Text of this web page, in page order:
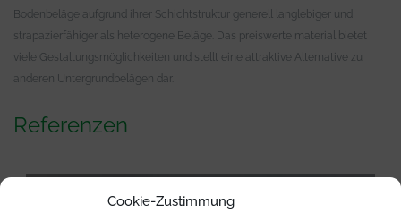
Cookie-Zustimmung
Bodenbeläge aufgrund ihrer Schichtstruktur generell langlebiger und
strapazierfähiger als heterogene Beläge. Das preiswerte material bietet
viele Gestaltungsmöglichkeiten und stellt eine attraktive Alternative zu
anderen Untergrundbelägen dar.
Referenzen